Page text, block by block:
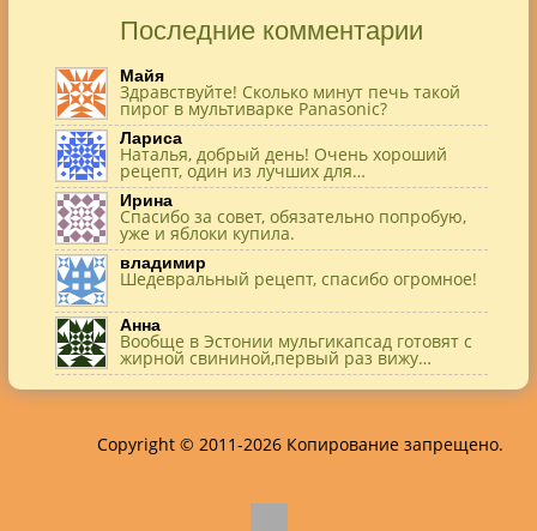
Последние комментарии
Майя
Здравствуйте! Сколько минут печь такой
пирог в мультиварке Panasonic?
Лариса
Наталья, добрый день! Очень хороший
рецепт, один из лучших для…
Ирина
Спасибо за совет, обязательно попробую,
уже и яблоки купила.
владимир
Шедевральный рецепт, спасибо огромное!
Анна
Вообще в Эстонии мульгикапсад готовят с
жирной свининой,первый раз вижу…
Игорь
Здравствуйте. А точнее: сколько картофеля
Жанна
Copyright © 2011-2026 Копирование запрещено.